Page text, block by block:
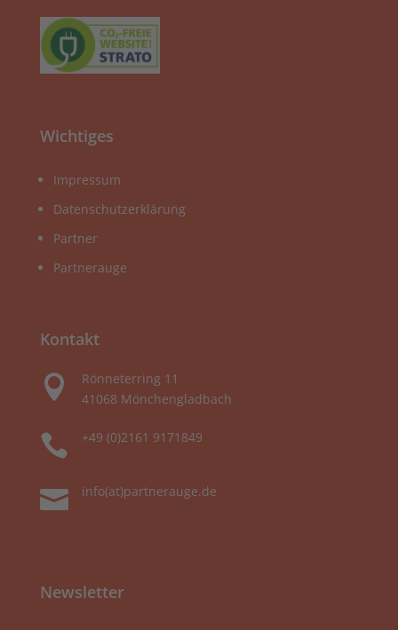
Wichtiges
Impressum
Datenschutzerklärung
Partner
Partnerauge
Kontakt

Rönneterring 11
41068 Mönchengladbach
 +49 (0)2161 9171849
 info(at)partnerauge.de
Newsletter